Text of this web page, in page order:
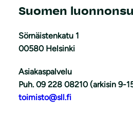
Suomen
Sörnäistenkatu 1
00580 Helsinki
Asiakaspalvelu
Puh. 09 228 08210 (arkisin 9-
toimisto@sll.fi